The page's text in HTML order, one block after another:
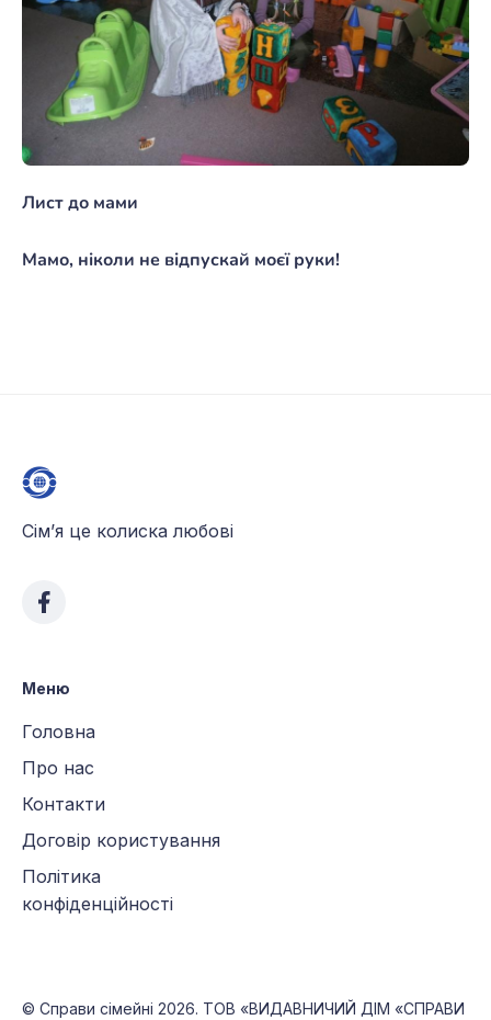
Лист до мами
Мамо, ніколи не відпускай моєї руки!
Сім’я це колиска любові
Меню
Головна
Про нас
Контакти
Договір користування
Політика
конфіденційності
© Справи сімейні 2026. ТОВ «ВИДАВНИЧИЙ ДІМ «СПРАВИ